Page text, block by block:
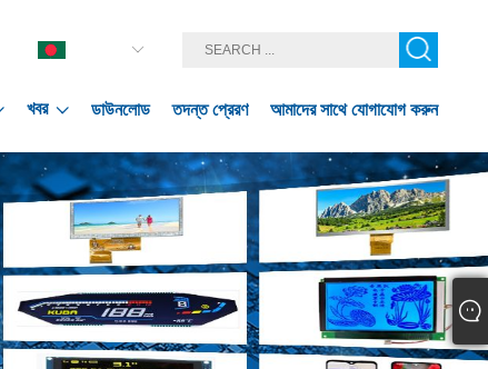
খবর ডাউনলোড তদন্ত প্রেরণ আমাদের সাথে যোগাযোগ করুন